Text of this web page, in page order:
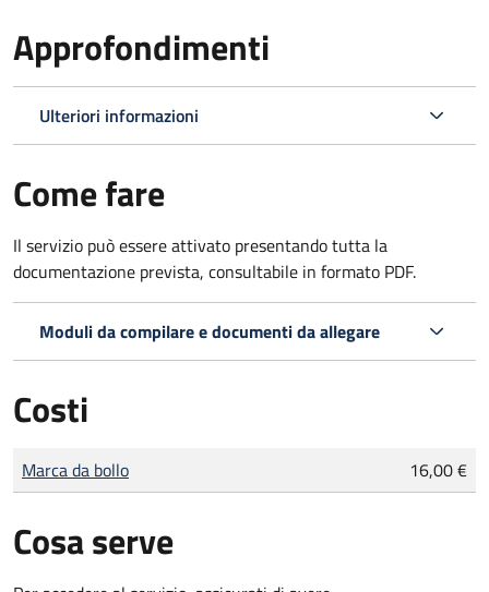
Approfondimenti
Ulteriori informazioni
Come fare
Il servizio può essere attivato presentando tutta la
documentazione prevista, consultabile in formato PDF.
Moduli da compilare e documenti da allegare
Costi
Tipo di pagamento
Importo
Marca da bollo 16,00 €
Cosa serve